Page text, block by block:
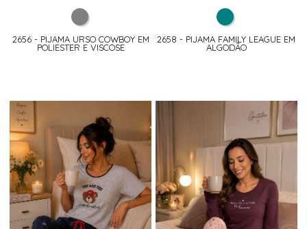
2656 - PIJAMA URSO COWBOY EM
POLIESTER E VISCOSE
2658 - PIJAMA FAMILY LEAGUE EM
ALGODÃO